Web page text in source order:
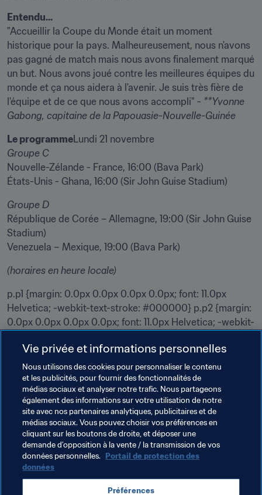
Entendu...
"Accueillir la Coupe du Monde était un moment
historique pour la pays. Malheureusement, nous n'avons
pas gagné de match mais nous avons finalement marqué
un but. Nous avons joué contre les meilleures équipes du
monde et ça nous aidera à l'avenir. Je suis très fière de
l'équipe et de ce que nous avons accompli" - **Yvonne
Gabong, capitaine de la Papouasie-Nouvelle-Guinée
Le programme
Nouvelle-Zélande - France, 16:00 (Bava Park)
États-Unis - Ghana, 16:00 (Sir John Guise Stadium)
République de Corée – Allemagne, 19:00 (Sir John Guise
Stadium)
Venezuela – Mexique, 19:00 (Bava Park)
(horaires en heure locale)
p.p1 {margin: 0.0px 0.0px 0.0px 0.0px; font: 11.0px
Helvetica; -webkit-text-stroke: #000000} p.p2 {margin:
0.0px 0.0px 0.0px 0.0px; font: 11.0px Helvetica; -webkit-
decoration: underline ; font-kerning: none} span.s2 {font-
kerning: none}
Thèmes en lien
Compétitions FIFA Brazil Canada
DPR Korea Nigeria Papua New Guinea
Spain Sweden CAF AFC UEFA
Vie privée et informations personnelles
Nous utilisons des cookies pour personnaliser le contenu
et les publicités, pour fournir des fonctionnalités de
médias sociaux et analyser notre trafic. Nous partageons
également des informations sur votre utilisation de notre
site avec nos partenaires analytiques, publicitaires et de
médias sociaux. Vous pouvez choisir vos préférences en
cliquant sur les boutons de droite, et déposer une
demande d’opposition à la vente / la transmission de vos
données personnelles. Portail de protection des
données
Préférences